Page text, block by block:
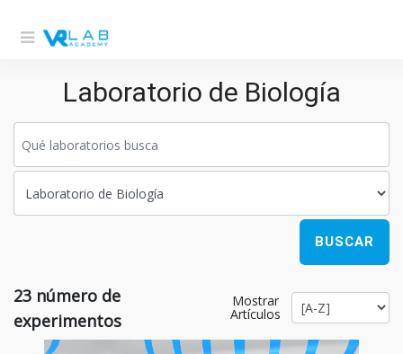
Laboratorio de Biología
BUSCAR
23 número de
experimentos
Mostrar
Artículos